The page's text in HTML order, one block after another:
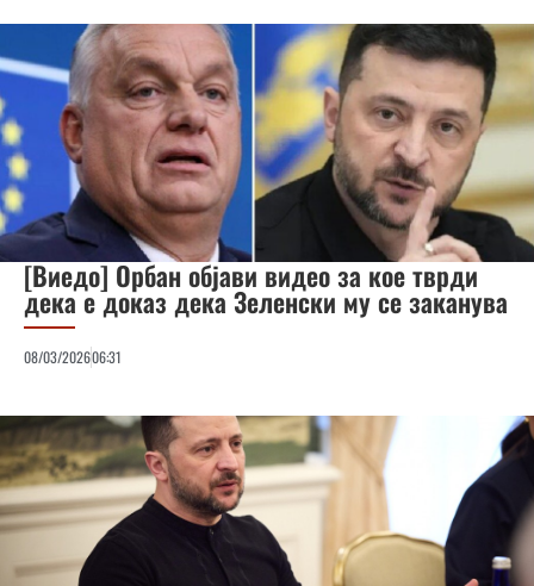
[Виедо] Орбан објави видео за кое тврди
дека е доказ дека Зеленски му се заканува
08/03/202606:31